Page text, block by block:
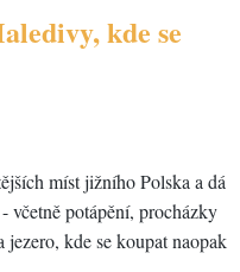
kde se
míst jižního Polska a dá
včetně potápění, procházky
jezero, kde se koupat naopak